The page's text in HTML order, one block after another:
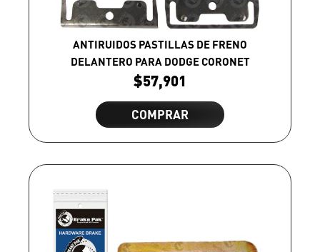
ANTIRUIDOS PASTILLAS DE FRENO
DELANTERO PARA DODGE CORONET
$57,901
COMPRAR